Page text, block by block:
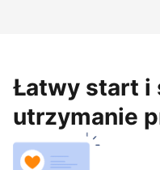
Łatwy start i
utrzymanie